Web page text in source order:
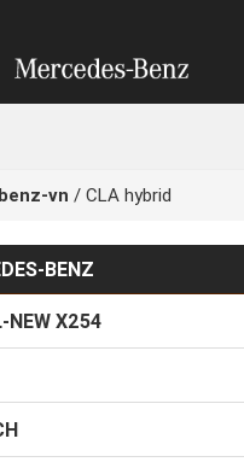
vn / CLA hybrid
BENZ
NEW X254